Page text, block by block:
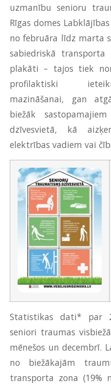
uzmanību senioru
Rīgas domes
no februāra līdz marta
sabiedriskā
plakāti – tajos tiek
profilaktiski
mazināšanai, gan
biežāk
dzīvesvietā, kā
elektrības vadiem vai
Statistikas dati* par
seniori traumas
mēnešos un decembrī.
no biežākajām
transporta zona (19%